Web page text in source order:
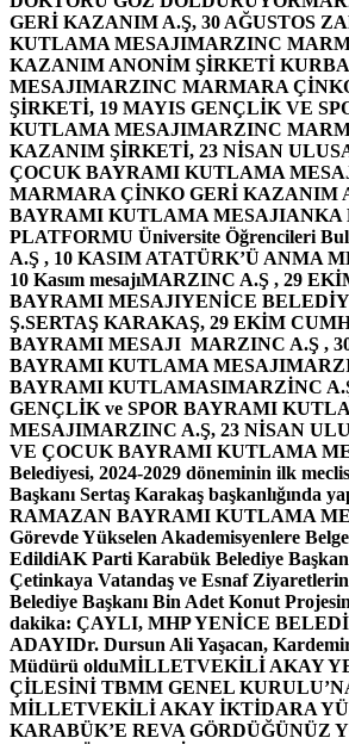
GERİ KAZANIM A.Ş, 30 AĞUSTOS
KUTLAMA MESAJIMARZINC
KAZANIM ANONİM ŞİRKETİ
MESAJIMARZINC MARMARA
ŞİRKETİ, 19 MAYIS GENÇLİK VE
KUTLAMA MESAJIMARZINC
KAZANIM ŞİRKETİ, 23 NİSAN
ÇOCUK BAYRAMI KUTLAMA
MARMARA ÇİNKO GERİ KAZANIM
BAYRAMI KUTLAMA MESAJIANKA
PLATFORMU Üniversite Öğrencileri
A.Ş , 10 KASIM ATATÜRK’Ü ANMA
10 Kasım mesajıMARZINC A.Ş , 29
BAYRAMI MESAJIYENİCE
Ş.SERTAŞ KARAKAŞ, 29 EKİM
BAYRAMI MESAJI MARZINC A.Ş ,
BAYRAMI KUTLAMA MESAJI
BAYRAMI KUTLAMASIMARZİNC
GENÇLİK ve SPOR BAYRAMI
MESAJIMARZINC A.Ş, 23 NİSAN
VE ÇOCUK BAYRAMI KUTLAMA
Belediyesi, 2024-2029 döneminin ilk meclis
Başkanı Sertaş Karakaş başkanlığında
RAMAZAN BAYRAMI KUTLAMA
Görevde Yükselen Akademisyenlere
EdildiAK Parti Karabük Belediye Başkan
Çetinkaya Vatandaş ve Esnaf
Belediye Başkanı Bin Adet Konut
dakika: ÇAYLI, MHP YENİCE
ADAYIDr. Dursun Ali Yaşacan,
Müdürü olduMİLLETVEKİLİ AKAY
ÇİLESİNİ TBMM GENEL
MİLLETVEKİLİ AKAY İKTİDARA
KARABÜK’E REVA GÖRDÜĞÜNÜZ